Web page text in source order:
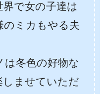
で女の子達は
のミカもやる夫
は冬色の好物な
しませていただ